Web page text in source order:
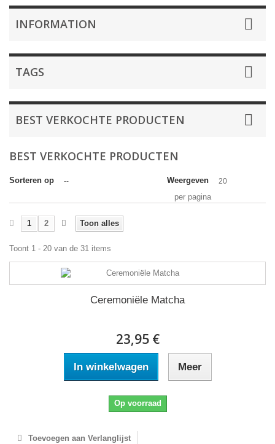
INFORMATION
TAGS
BEST VERKOCHTE PRODUCTEN
BEST VERKOCHTE PRODUCTEN
Sorteren op -- Weergeven 20
per pagina
Toon alles
1 2
Toont 1 - 20 van de 31 items
Ceremoniële Matcha
23,95 €
In winkelwagen Meer
Op voorraad
Toevoegen aan Verlanglijst